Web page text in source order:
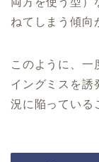
ねてしまう傾向
このように、一
イングミスを誘
況に陥っている